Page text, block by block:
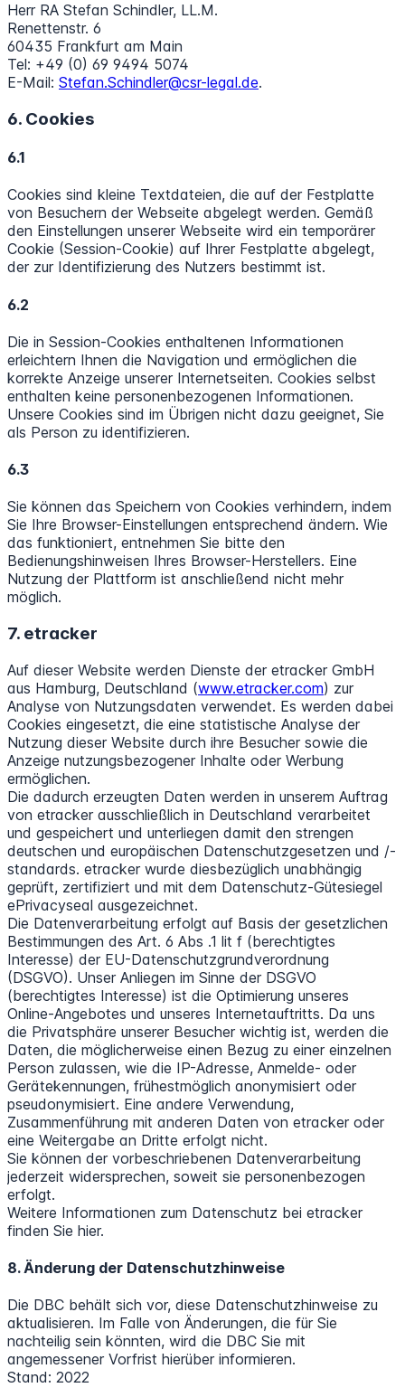
Herr RA Stefan Schindler, LL.M.
Renettenstr. 6
60435 Frankfurt am Main
Tel: +49 (0) 69 9494 5074
E-Mail: Stefan.Schindler@csr-legal.de.
6. Cookies
6.1
Cookies sind kleine Textdateien, die auf der Festplatte
von Besuchern der Webseite abgelegt werden. Gemäß
den Einstellungen unserer Webseite wird ein temporärer
Cookie (Session-Cookie) auf Ihrer Festplatte abgelegt,
der zur Identifizierung des Nutzers bestimmt ist.
6.2
Die in Session-Cookies enthaltenen Informationen
erleichtern Ihnen die Navigation und ermöglichen die
korrekte Anzeige unserer Internetseiten. Cookies selbst
enthalten keine personenbezogenen Informationen.
Unsere Cookies sind im Übrigen nicht dazu geeignet, Sie
als Person zu identifizieren.
6.3
Sie können das Speichern von Cookies verhindern, indem
Sie Ihre Browser-Einstellungen entsprechend ändern. Wie
das funktioniert, entnehmen Sie bitte den
Bedienungshinweisen Ihres Browser-Herstellers. Eine
Nutzung der Plattform ist anschließend nicht mehr
möglich.
7. etracker
Auf dieser Website werden Dienste der etracker GmbH
aus Hamburg, Deutschland (www.etracker.com) zur
Analyse von Nutzungsdaten verwendet. Es werden dabei
Cookies eingesetzt, die eine statistische Analyse der
Nutzung dieser Website durch ihre Besucher sowie die
Anzeige nutzungsbezogener Inhalte oder Werbung
ermöglichen.
Die dadurch erzeugten Daten werden in unserem Auftrag
von etracker ausschließlich in Deutschland verarbeitet
und gespeichert und unterliegen damit den strengen
deutschen und europäischen Datenschutzgesetzen und /-
standards. etracker wurde diesbezüglich unabhängig
geprüft, zertifiziert und mit dem Datenschutz-Gütesiegel
ePrivacyseal ausgezeichnet.
Die Datenverarbeitung erfolgt auf Basis der gesetzlichen
Bestimmungen des Art. 6 Abs .1 lit f (berechtigtes
Interesse) der EU-Datenschutzgrundverordnung
(DSGVO). Unser Anliegen im Sinne der DSGVO
(berechtigtes Interesse) ist die Optimierung unseres
Online-Angebotes und unseres Internetauftritts. Da uns
die Privatsphäre unserer Besucher wichtig ist, werden die
Daten, die möglicherweise einen Bezug zu einer einzelnen
Person zulassen, wie die IP-Adresse, Anmelde- oder
Gerätekennungen, frühestmöglich anonymisiert oder
pseudonymisiert. Eine andere Verwendung,
Zusammenführung mit anderen Daten von etracker oder
eine Weitergabe an Dritte erfolgt nicht.
Sie können der vorbeschriebenen Datenverarbeitung
jederzeit widersprechen, soweit sie personenbezogen
erfolgt.
Weitere Informationen zum Datenschutz bei etracker
finden Sie hier.
8. Änderung der Datenschutzhinweise
Die DBC behält sich vor, diese Datenschutzhinweise zu
aktualisieren. Im Falle von Änderungen, die für Sie
nachteilig sein könnten, wird die DBC Sie mit
angemessener Vorfrist hierüber informieren.
Stand: 2022